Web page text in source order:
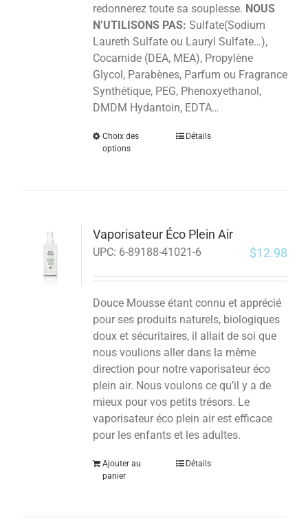
redonnerez toute sa souplesse. NOUS
N’UTILISONS PAS: Sulfate(Sodium
Laureth Sulfate ou Lauryl Sulfate…),
Cocamide (DEA, MEA), Propylène
Glycol, Parabènes, Parfum ou Fragrance
Synthétique, PEG, Phenoxyethanol,
DMDM Hydantoin, EDTA…
Choix des
options
Détails
Vaporisateur Éco Plein Air
UPC: 6-89188-41021-6 $12.98
Douce Mousse étant connu et apprécié
pour ses produits naturels, biologiques
doux et sécuritaires, il allait de soi que
nous voulions aller dans la même
direction pour notre vaporisateur éco
plein air. Nous voulons ce qu’il y a de
mieux pour vos petits trésors. Le
vaporisateur éco plein air est efficace
pour les enfants et les adultes.
Ajouter au
panier
Détails